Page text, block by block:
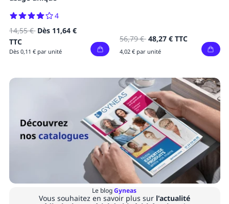
56,79 €
4,02 € par unité
Dès 2,89 €TTC
Dès 0,02 € par unité
Le blogGyneas
Vous souhaitez en savoir plus sur l'actualité